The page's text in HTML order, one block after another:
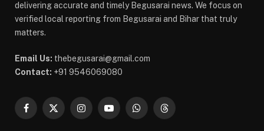
delivering accurate and timely Begusarai news. We focus on
verified local reporting from Begusarai and Bihar that truly
matters.
Email Us: thebegusarai@gmail.com
Contact: +91 9546069080
Facebook
X
InstagramYouTubeWhatsAppThreads